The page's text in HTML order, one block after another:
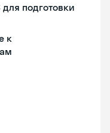
для подготовки
к